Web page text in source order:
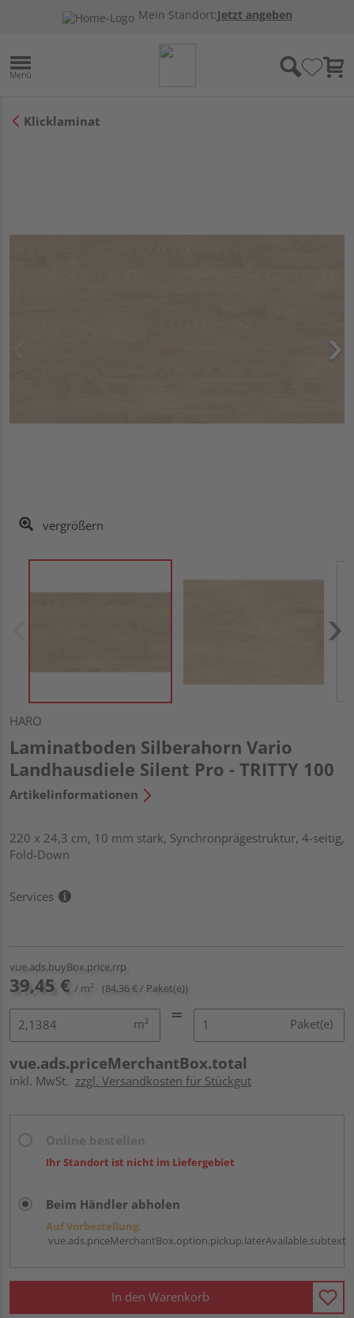
Mein Standort:Jetzt angeben
Klicklaminat
vergrößern
HARO
Laminatboden Silberahorn Vario
Landhausdiele Silent Pro - TRITTY 100
Artikelinformationen
220 x 24,3 cm, 10 mm stark, Synchronprägestruktur, 4-seitig,
Fold-Down
Services
vue.ads.buyBox.price.rrp
39,45 € / m² (84,36 € / Paket(e))
m² Paket(e)
vue.ads.priceMerchantBox.total
inkl. MwSt. zzgl. Versandkosten für Stückgut
Ihr Standort ist nicht im Liefergebiet
Beim Händler abholen
Auf Vorbestellung:
vue.ads.priceMerchantBox.option.pickup.laterAvailable.subtext
In den Warenkorb